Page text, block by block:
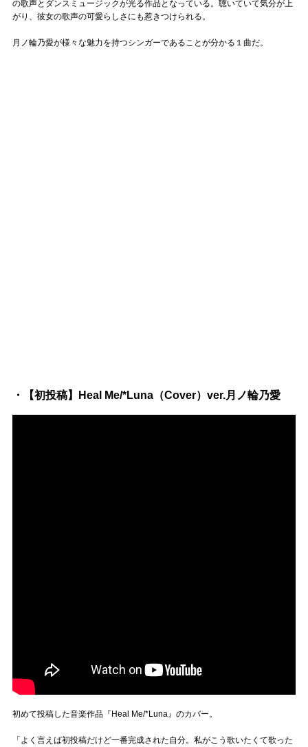
の歌声とダンスミュージックが光る作品となっている。聴いていて気分が上
がり、彼女の歌声の可愛らしさにも惹きつけられる。
月ノ輪乃愛が様々な魅力を持つシンガーであることが分かる１曲だ。
・【初投稿】Heal Me/*Luna（Cover）ver.月ノ輪乃愛
初めて投稿した音楽作品『Heal Me/*Luna』のカバー。
「よく言えば初投稿だけど一番完成された自分。私がこう歌いたくて歌った